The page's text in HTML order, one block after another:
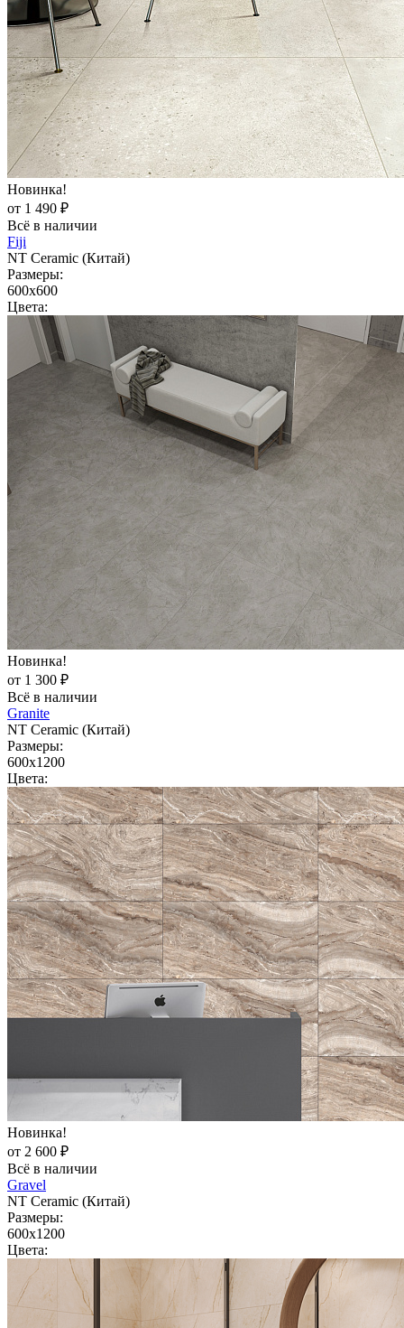
Новинка!
от 1 490 ₽
Всё в наличии
Fiji
NT Ceramic (Китай)
Размеры:
600x600
Цвета:
Новинка!
от 1 300 ₽
Всё в наличии
Granite
NT Ceramic (Китай)
Размеры:
600x1200
Цвета:
Новинка!
от 2 600 ₽
Всё в наличии
Gravel
NT Ceramic (Китай)
Размеры:
600x1200
Цвета: